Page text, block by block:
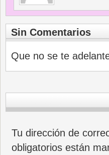
Sin Comentarios
Que no se te
Tu dirección de
obligatorios están